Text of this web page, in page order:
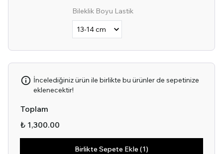
Bileklik Boyu Lastik
İncelediğiniz ürün ile birlikte bu ürünler de sepetinize
eklenecektir!
Toplam
₺ 1,300.00
Birlikte Sepete Ekle (1)